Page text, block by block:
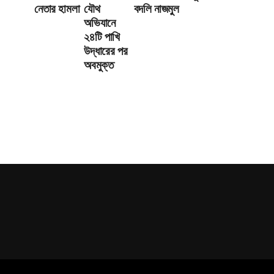
নেতার হামলা যৌথ
অভিযানে
২৪টি পাখি
উদ্ধারের পর
অবমুক্ত
বদলি নাজমুল